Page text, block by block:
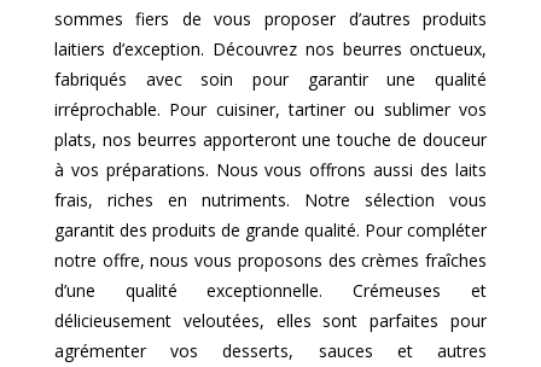
sommes fiers de vous proposer d’autres produits
laitiers d’exception. Découvrez nos beurres onctueux,
fabriqués avec soin pour garantir une qualité
irréprochable. Pour cuisiner, tartiner ou sublimer vos
plats, nos beurres apporteront une touche de douceur
à vos préparations. Nous vous offrons aussi des laits
frais, riches en nutriments. Notre sélection vous
garantit des produits de grande qualité. Pour compléter
notre offre, nous vous proposons des crèmes fraîches
d’une qualité exceptionnelle. Crémeuses et
délicieusement veloutées, elles sont parfaites pour
agrémenter vos desserts, sauces et autres